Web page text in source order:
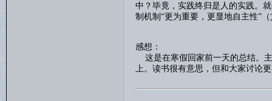
中？毕竟，实践终归是人的实践。
制机制“更为重要，更显地自主性”
感想：
这是在寒假回家前一天的总结。
上。读书很有意思，但和大家讨论